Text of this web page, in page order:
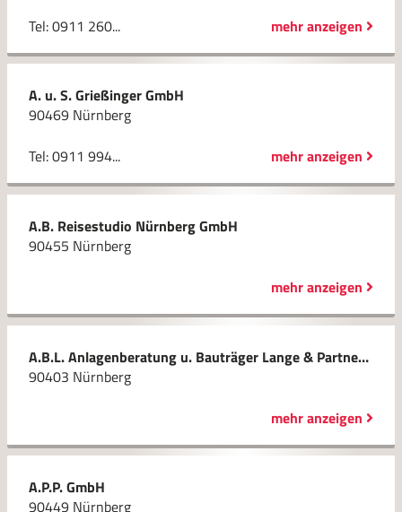
Tel: 0911 260...
mehr anzeigen
A. u. S. Grießinger GmbH
90469 Nürnberg
Tel: 0911 994...
mehr anzeigen
A.B. Reisestudio Nürnberg GmbH
90455 Nürnberg
mehr anzeigen
A.B.L. Anlagenberatung u. Bauträger Lange & Partner Inh. Bernhard Lange
90403 Nürnberg
mehr anzeigen
A.P.P. GmbH
90449 Nürnberg